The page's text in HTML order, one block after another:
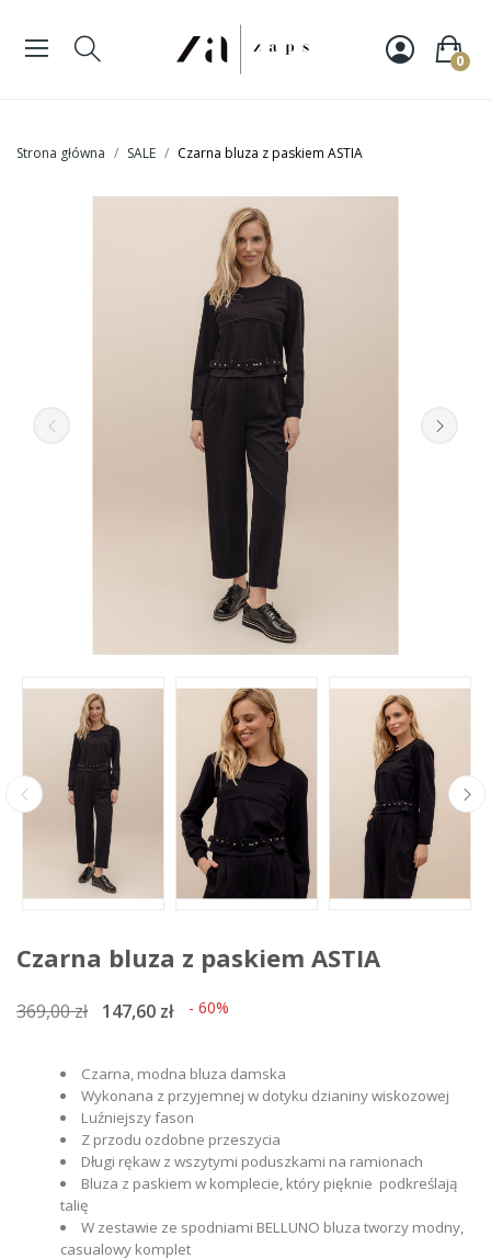
0
Strona główna SALE Czarna bluza z paskiem ASTIA
Czarna bluza z paskiem ASTIA
369,00 zł 147,60 zł - 60%
Czarna, modna bluza damska
Wykonana z przyjemnej w dotyku dzianiny wiskozowej
Luźniejszy fason
Z przodu ozdobne przeszycia
Długi rękaw z wszytymi poduszkami na ramionach
Bluza z paskiem w komplecie, który pięknie podkreślają
talię
W zestawie ze spodniami BELLUNO bluza tworzy modny,
casualowy komplet